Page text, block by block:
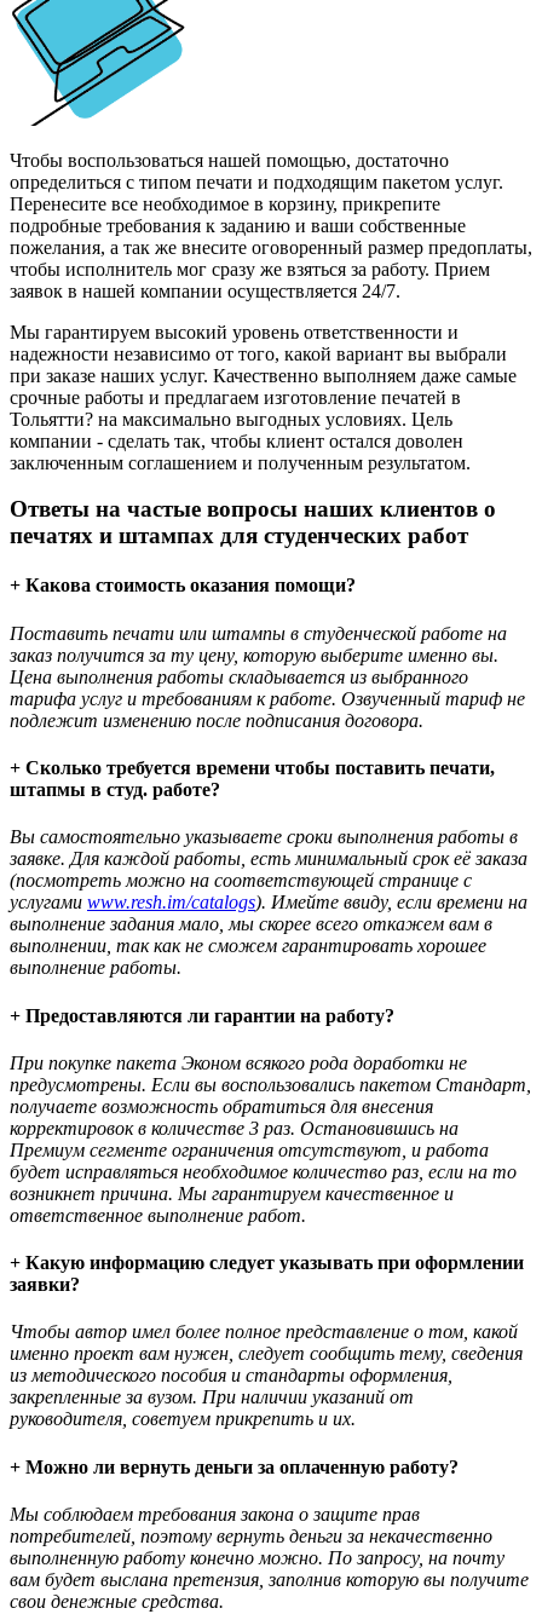
Чтобы воспользоваться нашей помощью, достаточно
определиться с типом печати и подходящим пакетом услуг.
Перенесите все необходимое в корзину, прикрепите
подробные требования к заданию и ваши собственные
пожелания, а так же внесите оговоренный размер предоплаты,
чтобы исполнитель мог сразу же взяться за работу. Прием
заявок в нашей компании осуществляется 24/7.
Мы гарантируем высокий уровень ответственности и
надежности независимо от того, какой вариант вы выбрали
при заказе наших услуг. Качественно выполняем даже самые
срочные работы и предлагаем изготовление печатей в
Тольятти? на максимально выгодных условиях. Цель
компании - сделать так, чтобы клиент остался доволен
заключенным соглашением и полученным результатом.
Ответы на частые вопросы наших клиентов о
печатях и штампах для студенческих работ
+ Какова стоимость оказания помощи?
Поставить печати или штампы в студенческой работе на
заказ получится за ту цену, которую выберите именно вы.
Цена выполнения работы складывается из выбранного
тарифа услуг и требованиям к работе. Озвученный тариф не
подлежит изменению после подписания договора.
+ Сколько требуется времени чтобы поставить печати,
штапмы в студ. работе?
Вы самостоятельно указываете сроки выполнения работы в
заявке. Для каждой работы, есть минимальный срок её заказа
(посмотреть можно на соответствующей странице с
услугами www.resh.im/catalogs). Имейте ввиду, если времени на
выполнение задания мало, мы скорее всего откажем вам в
выполнении, так как не сможем гарантировать хорошее
выполнение работы.
+ Предоставляются ли гарантии на работу?
При покупке пакета Эконом всякого рода доработки не
предусмотрены. Если вы воспользовались пакетом Стандарт,
получаете возможность обратиться для внесения
корректировок в количестве 3 раз. Остановившись на
Премиум сегменте ограничения отсутствуют, и работа
будет исправляться необходимое количество раз, если на то
возникнет причина. Мы гарантируем качественное и
ответственное выполнение работ.
+ Какую информацию следует указывать при оформлении
заявки?
Чтобы автор имел более полное представление о том, какой
именно проект вам нужен, следует сообщить тему, сведения
из методического пособия и стандарты оформления,
закрепленные за вузом. При наличии указаний от
руководителя, советуем прикрепить и их.
+ Можно ли вернуть деньги за оплаченную работу?
Мы соблюдаем требования закона о защите прав
потребителей, поэтому вернуть деньги за некачественно
выполненную работу конечно можно. По запросу, на почту
вам будет выслана претензия, заполнив которую вы получите
свои денежные средства.